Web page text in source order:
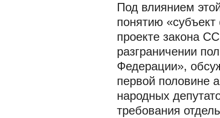
Под влиянием
понятию
проекте закона
разграничении
Федерации»,
первой половине
народных
требования